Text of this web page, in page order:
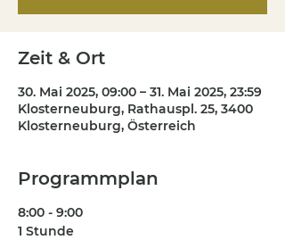
Zeit & Ort
30. Mai 2025, 09:00 – 31. Mai 2025, 23:59
Klosterneuburg, Rathauspl. 25, 3400
Klosterneuburg, Österreich
Programmplan
8:00 - 9:00
1 Stunde